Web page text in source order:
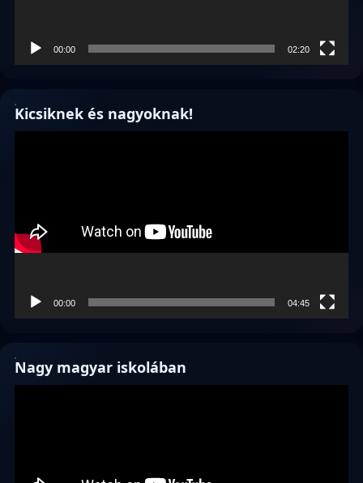
00:00 02:20
Kicsiknek és nagyoknak!
00:00 04:45
Nagy magyar iskolában